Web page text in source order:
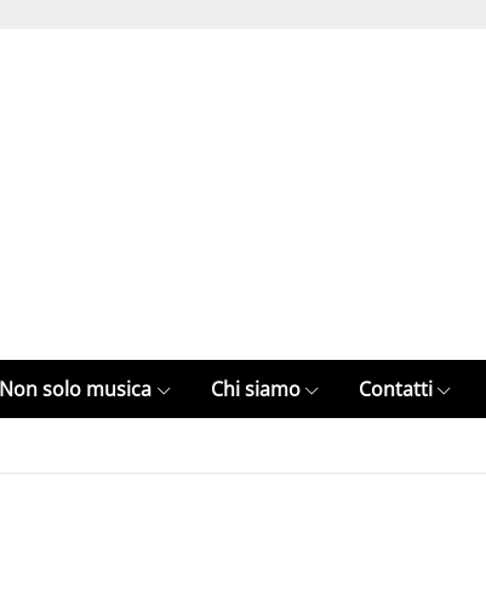
Non solo musica Chi siamo Contatti